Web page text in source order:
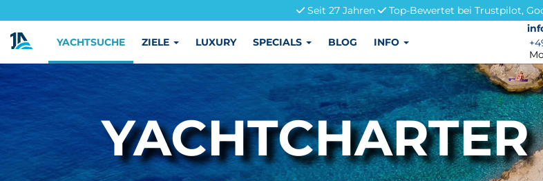
Seit 27 Jahren
Top-Bewertet bei Trustpilot,
YACHTSUCHE ZIELE LUXURY SPECIALS BLOG INFO